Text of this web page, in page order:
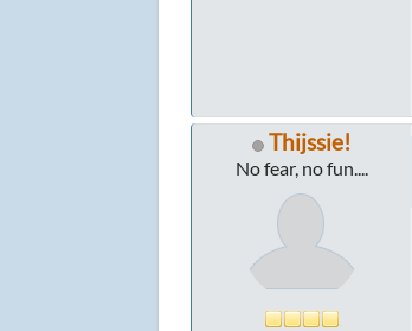
Thijssie!
No fear, no fun....